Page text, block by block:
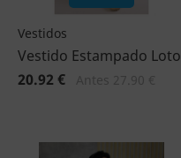
Vestidos
Vestido Estampado Loto
20.92 €